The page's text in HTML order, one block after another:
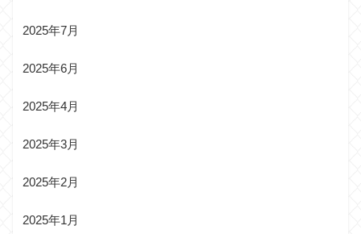
2025年7月
2025年6月
2025年4月
2025年3月
2025年2月
2025年1月